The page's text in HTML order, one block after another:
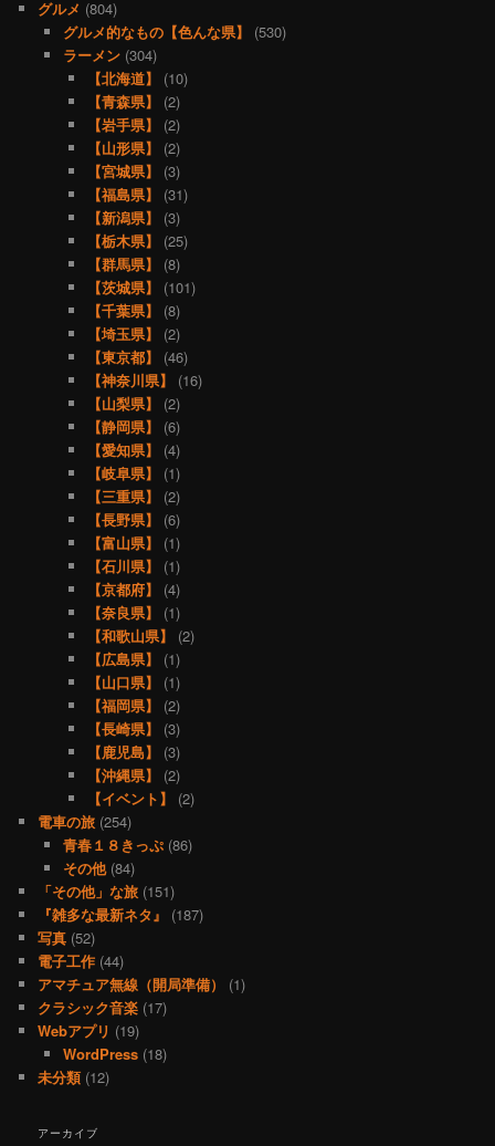
グルメ (804)
グルメ的なもの【色んな県】
(530)
ラーメン(304)
【北海道】
(10)
【青森県】
(2)
【岩手県】
(2)
【山形県】
(2)
【宮城県】
(3)
【福島県】
(31)
【新潟県】
(3)
【栃木県】
(25)
【群馬県】
(8)
【茨城県】
(101)
【千葉県】
(8)
【埼玉県】
(2)
【東京都】
(46)
【神奈川県】
(16)
【山梨県】
(2)
【静岡県】
(6)
【愛知県】
(4)
【岐阜県】
(1)
【三重県】
(2)
【長野県】
(6)
【富山県】
(1)
【石川県】
(1)
【京都府】
(4)
【奈良県】
(1)
【和歌山県】
(2)
【広島県】
(1)
【山口県】
(1)
【福岡県】
(2)
【長崎県】
(3)
【鹿児島】
(3)
【沖縄県】
(2)
【イベント】
(2)
電車の旅 (254)
青春１８きっぷ(86)
その他(84)
「その他」な旅 (151)
『雑多な最新ネタ』
(187)
写真 (52)
電子工作 (44)
アマチュア無線（開局準備）
(1)
クラシック音楽 (17)
Webアプリ (19)
WordPress(18)
未分類(12)
アーカイブ